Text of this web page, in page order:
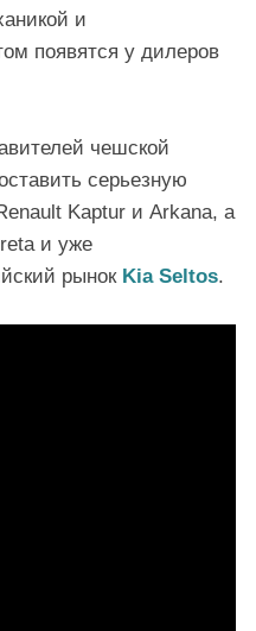
и
появятся у дилеров
чешской
серьезную
Kaptur и Arkana, а
и уже
рынок Kia Seltos.